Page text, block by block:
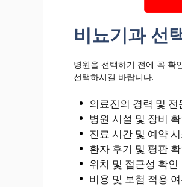
비뇨기과 선
병원을 선택하기 전에 꼭 확
선택하시길 바랍니다.
의료진의 경력 및 전
병원 시설 및 장비
진료 시간 및 예약
환자 후기 및 평판
위치 및 접근성 확인
비용 및 보험 적용